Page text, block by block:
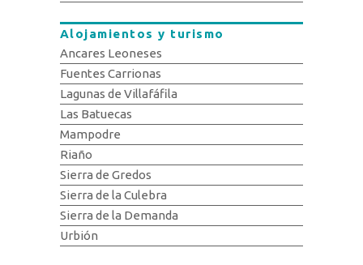
Alojamientos y turismo
Ancares Leoneses
Fuentes Carrionas
Lagunas de Villafáfila
Las Batuecas
Mampodre
Riaño
Sierra de Gredos
Sierra de la Culebra
Sierra de la Demanda
Urbión